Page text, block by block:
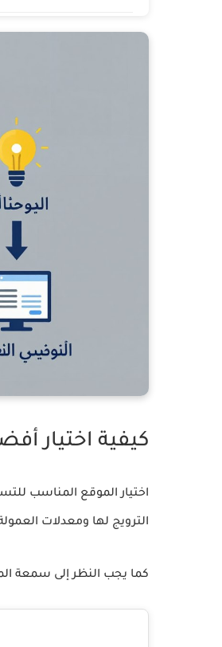
كيفية اختيار
اختيار الموقع المناسب
الترويج لها ومعدلات
كما يجب النظر إلى سمعة